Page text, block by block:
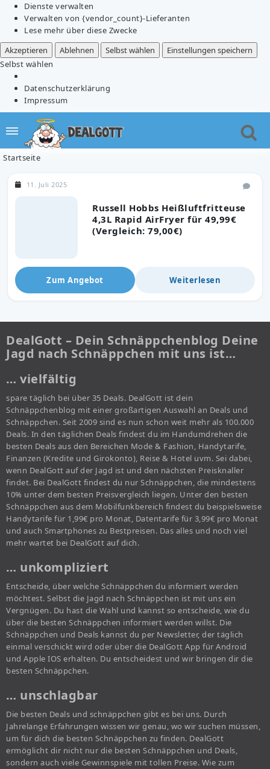
Dienste verwalten
Verwalten von {vendor_count}-Lieferanten
Lese mehr über diese Zwecke
Akzeptieren
Ablehnen Selbst wählen
Einstellungen speichern
Selbst wählen
Datenschutzerklärung
Impressum
Startseite
Russell Hobbs Heißluftfritteuse
4,3L Rapid AirFryer für 49,99€
(Vergleich: 79,00€)
11. Juli 2025
Zum Angebot Weiterlesen
DealGott – Dein Schnäppchenblog Deine
Jagd nach Schnäppchen mit uns ist…
… vielfältig
spare täglich bei über 35 Deals. DealGott ist dein
Schnäppchenblog mit einer großartigen Auswahl an Deals und
Schnäppchen. Seit 2009 sind es nun schon weit mehr als 100.000
Deals. In den täglichen Deals findest du im Handumdrehen die
besten Deals aus den Bereichen Mode & Fashion, Handytarife,
Finanzen (Kredite und Girokonto), Reise & Hotel uvm. Sei dabei,
wenn DealGott auf der Jagd ist und den nächsten Preisknaller
findet. Bei DealGott findest du nur Schnäppchen, die mindestens
10% unter dem besten Preisvergleich liegen. Unter den besten
Schnäppchen aus dem Mobilfunkbereich findest du beispielsweise
Handytarife für 1,99€ pro Monat, Datentarife für 3,99€ pro Monat
und auch Smartphones zu Bestpreisen. Das alles und noch viel
mehr wartet bei DealGott auf dich.
… unkompliziert
Entscheide, über welche Schnäppchen du informiert werden
möchtest. Selbst die Jagd nach Schnäppchen ist mit uns ein
Vergnügen. Du hast die Wahl und kannst so entscheide, wie du
über die besten Schnäppchen informiert werden willst. Die
Schnäppchen und Deals kannst du per Newsletter, der täglich
einmal verschickt wird oder über die DealGott App für Android
und Apple IOS erhalten. Du entscheidest und wir bringen dir die
besten Schnäppchen.
… unschlagbar
Die besten Deals und schnäppchen gibt es bei uns. Durch
Jahrelange Erfahrungen wissen wir genau, wo wir suchen müssen,
um für dich die besten Schnäppchen zu finden. DealGott
ermöglicht dir nicht nur die besten Schnäppchen und Deals,
sondern auch viele Gewinnspiele mit tollen Preise. Wie zum